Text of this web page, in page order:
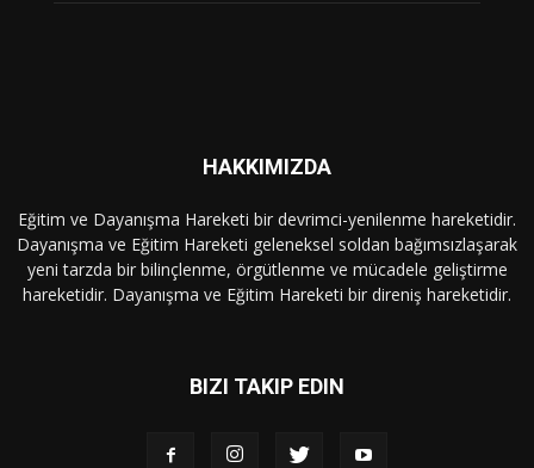
HAKKIMIZDA
Eğitim ve Dayanışma Hareketi bir devrimci-yenilenme hareketidir.
Dayanışma ve Eğitim Hareketi geleneksel soldan bağımsızlaşarak
yeni tarzda bir bilinçlenme, örgütlenme ve mücadele geliştirme
hareketidir. Dayanışma ve Eğitim Hareketi bir direniş hareketidir.
BIZI TAKIP EDIN